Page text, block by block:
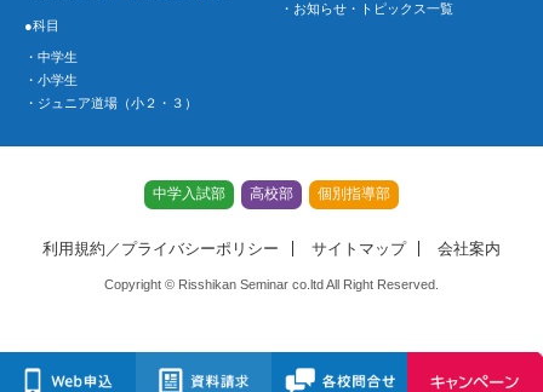
●科目
・中学生
・小学生
・ジュニア道場（小２・３）
・お知らせ・トピックス一覧
中学入試部 高校部 個別指導部
利用規約／プライバシーポリシー サイトマップ 会社案内
Copyright © Risshikan Seminar co.ltd All Right Reserved.